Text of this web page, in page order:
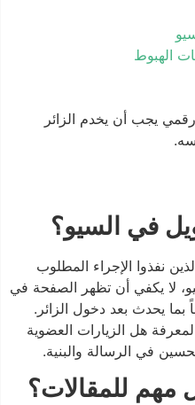
الهبوط
يجب أن يخدم الزائر
نفذوا الإجراء المطلوب
لا يكفي أن تظهر الصفحة في
بما يحدث بعد دخول الزائر.
هل الزيارات العضوية
في الرسالة والبنية.